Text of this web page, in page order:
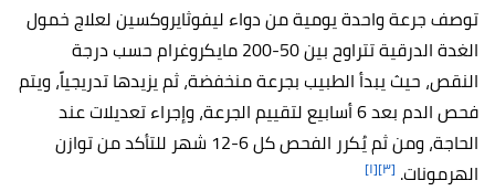
توصف جرعة واحدة يومية من دواء ليفوثايروكسين لعلاج خمول
الغدة الدرقية تتراوح بين 50-200 مايكروغرام حسب درجة
النقص، حيث يبدأ الطبيب بجرعة منخفضة، ثم يزيدها تدريجياً، ويتم
فحص الدم بعد 6 أسابيع لتقييم الجرعة، وإجراء تعديلات عند
الحاجة، ومن ثم يُكرر الفحص كل 6-12 شهر للتأكد من توازن
الهرمونات. [٣] [١]